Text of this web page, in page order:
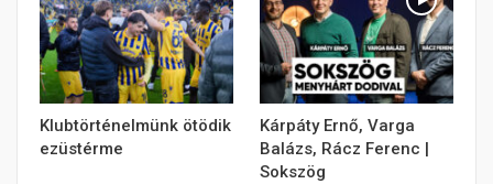
Klubtörténelmünk ötödik
ezüstérme
Kárpáty Ernő, Varga
Balázs, Rácz Ferenc |
Sokszög